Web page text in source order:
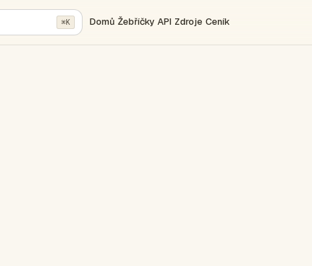
⌘K Domů Žebříčky API Zdroje Ceník